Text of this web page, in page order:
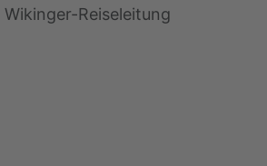
Reiseleitung